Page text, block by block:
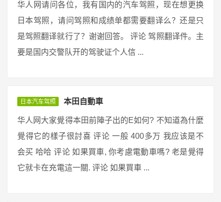
华人网请问各位，我有国内的汽车驾照，现在想更换
日本驾照，请问驾照和成绩单都需要翻译么？还是只
是驾照翻译就行了？谢谢回答。 评论 驾照翻译件。主
要是国内交警队开的驾驶证个人信 ...
日本汽车驾照 本田自動車
华人网大家覺得本田前陣子出的E如何? 不知道為什麼
覺得它的樣子很討喜 评论 一般 400多万 我应该是不
会买 哈哈 评论 如果買車, 你考慮電動車嗎? 老是覺得
它就卡在充電這一關. 评论 如果買車 ...